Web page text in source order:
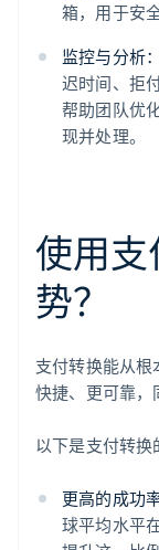
箱，用于安
监控与分析
迟时间、拒
帮助团队优
现并处理。
使用支
势？
支付转换能从
快捷、更可靠，
以下是支付转换
更高的成功率
球平均水平